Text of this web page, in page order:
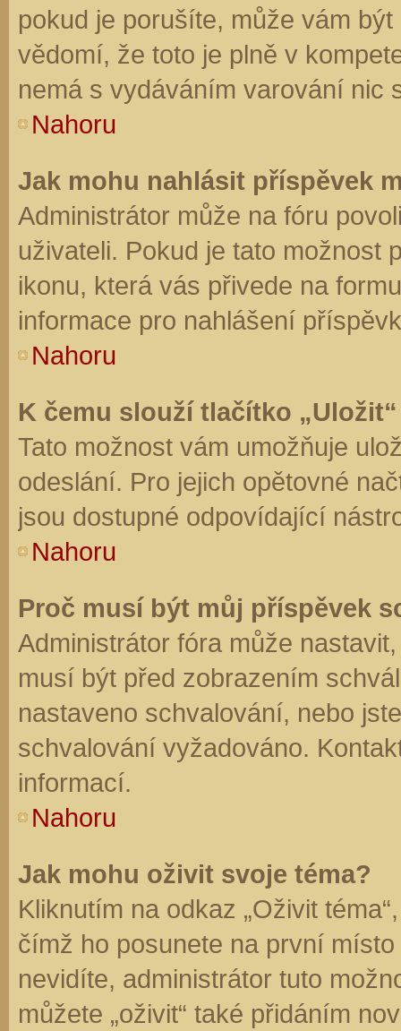
pokud je porušíte, může vám
vědomí, že toto je plně v
nemá s vydáváním varování nic
Nahoru
Jak mohu nahlásit příspěvek
Administrátor může na fóru
uživateli. Pokud je tato možnost
ikonu, která vás přivede na
informace pro nahlášení
Nahoru
K čemu slouží tlačítko
Tato možnost vám umožňuje
odeslání. Pro jejich opětovné
jsou dostupné odpovídající
Nahoru
Proč musí být můj příspěvek
Administrátor fóra může
musí být před zobrazením
nastaveno schvalování, nebo
schvalování vyžadováno.
informací.
Nahoru
Jak mohu oživit svoje téma?
Kliknutím na odkaz „Oživit
čímž ho posunete na první
nevidíte, administrátor tuto
můžete „oživit“ také přidáním